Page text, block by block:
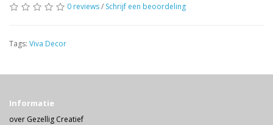
0 reviews/ Schrijf een beoordeling
Tags: Viva Decor
Informatie
over Gezellig Creatief